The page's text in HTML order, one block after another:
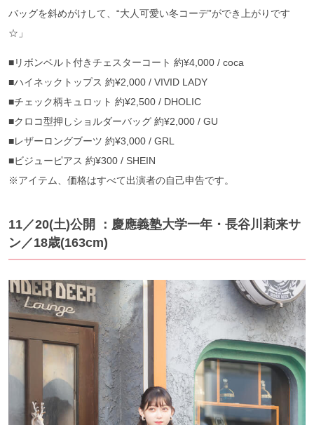
バッグを斜めがけして、“大人可愛い冬コーデ”ができ上がりです
☆」
■リボンベルト付きチェスターコート 約¥4,000 / coca
■ハイネックトップス 約¥2,000 / VIVID LADY
■チェック柄キュロット 約¥2,500 / DHOLIC
■クロコ型押しショルダーバッグ 約¥2,000 / GU
■レザーロングブーツ 約¥3,000 / GRL
■ビジューピアス 約¥300 / SHEIN
※アイテム、価格はすべて出演者の自己申告です。
11／20(土)公開 ：慶應義塾大学一年・長谷川莉来サ
ン／18歳(163cm)